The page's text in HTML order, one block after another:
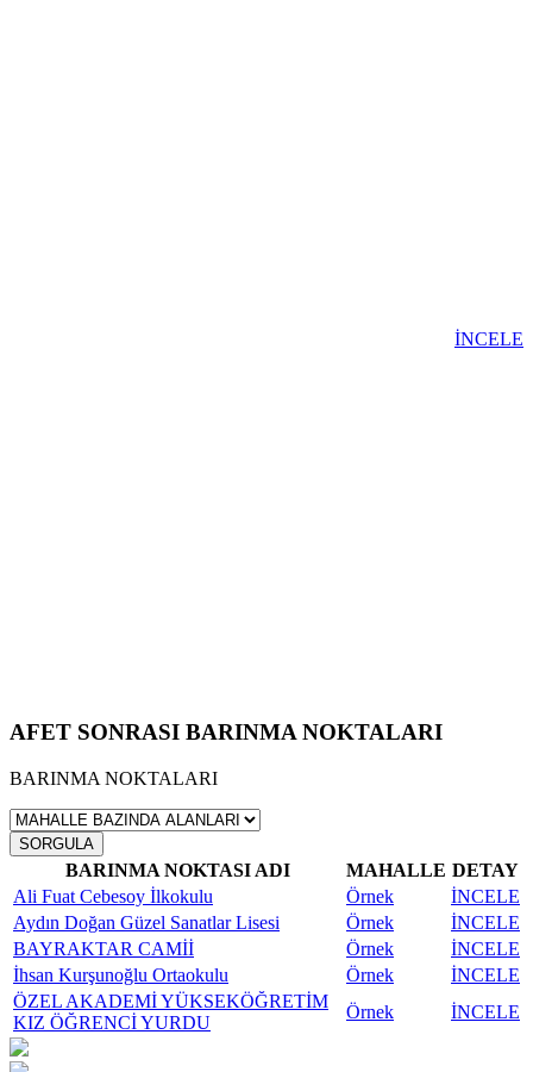
İNCELE
AFET SONRASI BARINMA NOKTALARI
BARINMA NOKTALARI
SORGULA
BARINMA NOKTASI ADI MAHALLE DETAY
Ali Fuat Cebesoy İlkokulu
Örnek
İNCELE
Aydın Doğan Güzel Sanatlar Lisesi
Örnek
İNCELE
BAYRAKTAR CAMİİ
Örnek
İNCELE
İhsan Kurşunoğlu Ortaokulu
Örnek
İNCELE
ÖZEL AKADEMİ YÜKSEKÖĞRETİM
KIZ ÖĞRENCİ YURDU
Örnek İNCELE